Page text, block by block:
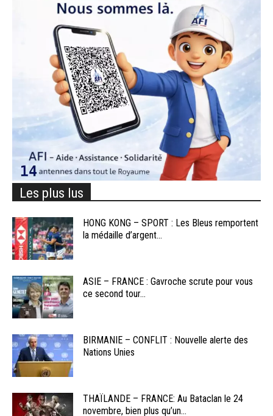
Les plus lus
HONG KONG – SPORT : Les Bleus remportent
la médaille d’argent...
ASIE – FRANCE : Gavroche scrute pour vous
ce second tour...
BIRMANIE – CONFLIT : Nouvelle alerte des
Nations Unies
THAÏLANDE – FRANCE: Au Bataclan le 24
novembre, bien plus qu’un...